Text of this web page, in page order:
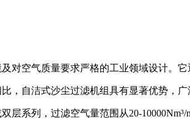
对空气质量要求严格的工业领域设计。
，自洁式沙尘过滤机组具有显著优势，
系列，过滤空气量范围从20-